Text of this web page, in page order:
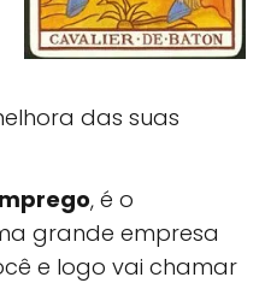
das suas
, é o
grande empresa
e logo vai chamar